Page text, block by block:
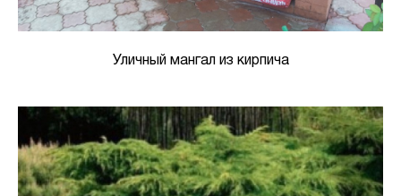
Уличный мангал из кирпича